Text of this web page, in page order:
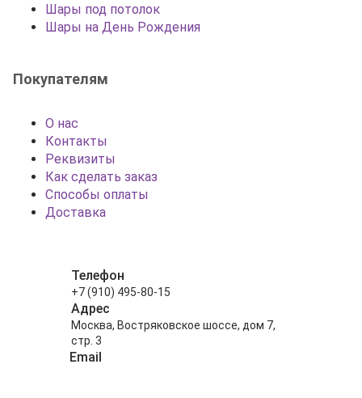
Шары под потолок
Шары на День Рождения
Покупателям
О нас
Контакты
Реквизиты
Как сделать заказ
Способы оплаты
Доставка
Телефон
+7 (910) 495-80-15
Адрес
Москва, Востряковское шоссе, дом 7,
стр. 3
Email